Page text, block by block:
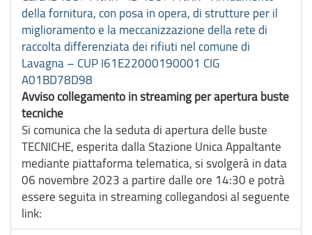
della fornitura, con posa in opera, di strutture per il
miglioramento e la meccanizzazione della rete di
raccolta differenziata dei rifiuti nel comune di
Lavagna – CUP I61E22000190001 CIG
A01BD78D98
Avviso collegamento in streaming per apertura buste
tecniche
Si comunica che la seduta di apertura delle buste
TECNICHE, esperita dalla Stazione Unica Appaltante
mediante piattaforma telematica, si svolgerà in data
06 novembre 2023 a partire dalle ore 14:30 e potrà
essere seguita in streaming collegandosi al seguente
link: